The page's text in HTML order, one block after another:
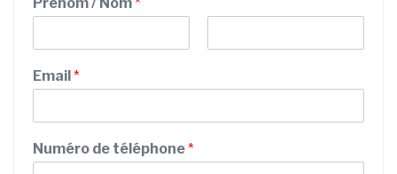
r
é
m
N
o
M
s
Email*
Numéro de téléphone*